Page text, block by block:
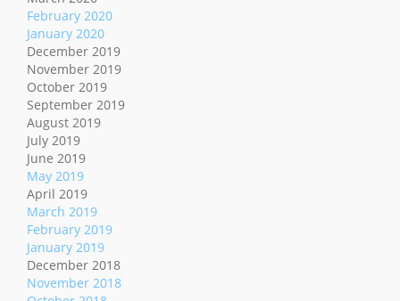
February 2020
January 2020
December 2019
November 2019
October 2019
September 2019
August 2019
July 2019
June 2019
May 2019
April 2019
March 2019
February 2019
January 2019
December 2018
November 2018